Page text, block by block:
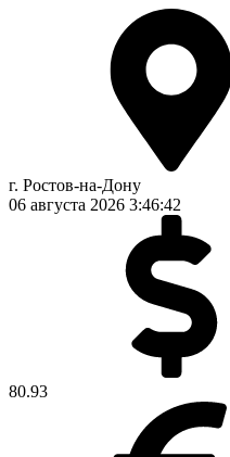
г. Ростов-на-Дону
06 августа 2026 3:46:42
80.93